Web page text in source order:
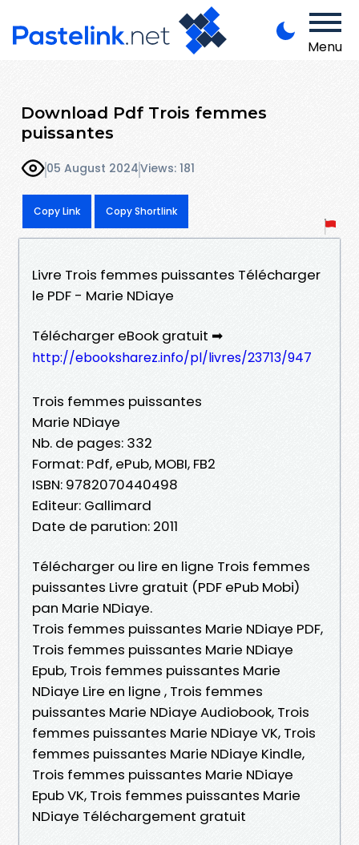
Menu
Download Pdf Trois femmes
puissantes
05 August 2024Views: 181
Copy Link Copy Shortlink
Livre Trois femmes puissantes Télécharger
le PDF - Marie NDiaye
Télécharger eBook gratuit ➡
http://ebooksharez.info/pl/livres/23713/947
Trois femmes puissantes
Marie NDiaye
Nb. de pages: 332
Format: Pdf, ePub, MOBI, FB2
ISBN: 9782070440498
Editeur: Gallimard
Date de parution: 2011
Télécharger ou lire en ligne Trois femmes
puissantes Livre gratuit (PDF ePub Mobi)
pan Marie NDiaye.
Trois femmes puissantes Marie NDiaye PDF,
Trois femmes puissantes Marie NDiaye
Epub, Trois femmes puissantes Marie
NDiaye Lire en ligne , Trois femmes
puissantes Marie NDiaye Audiobook, Trois
femmes puissantes Marie NDiaye VK, Trois
femmes puissantes Marie NDiaye Kindle,
Trois femmes puissantes Marie NDiaye
Epub VK, Trois femmes puissantes Marie
NDiaye Téléchargement gratuit